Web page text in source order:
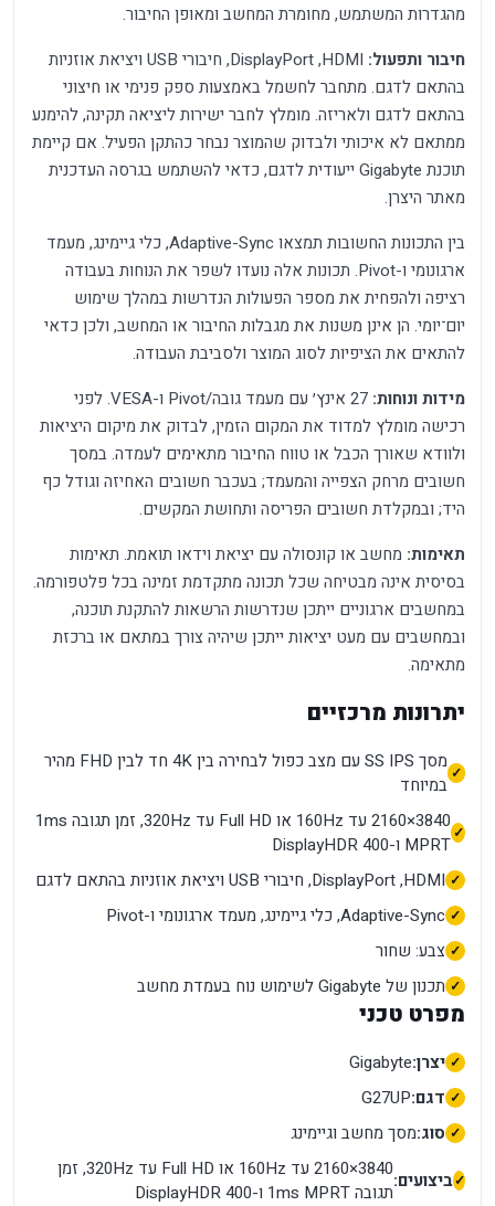
מהגדרות המשתמש, מחומרת המחשב ומאופן החיבור.
חיבור ותפעול:
HDMI, ‏DisplayPort, חיבורי USB ויציאת אוזניות
בהתאם לדגם. מתחבר לחשמל באמצעות ספק פנימי או חיצוני
בהתאם לדגם ולאריזה. מומלץ לחבר ישירות ליציאה תקינה, להימנע
ממתאם לא איכותי ולבדוק שהמוצר נבחר כהתקן הפעיל. אם קיימת
תוכנת Gigabyte ייעודית לדגם, כדאי להשתמש בגרסה העדכנית
מאתר היצרן.
בין התכונות החשובות תמצאו Adaptive-Sync, כלי גיימינג, מעמד
ארגונומי ו-Pivot. תכונות אלה נועדו לשפר את הנוחות בעבודה
רציפה ולהפחית את מספר הפעולות הנדרשות במהלך שימוש
יום־יומי. הן אינן משנות את מגבלות החיבור או המחשב, ולכן כדאי
להתאים את הציפיות לסוג המוצר ולסביבת העבודה.
מידות ונוחות:
27 אינץ׳ עם מעמד גובה/Pivot ו-VESA. לפני
רכישה מומלץ למדוד את המקום הזמין, לבדוק את מיקום היציאות
ולוודא שאורך הכבל או טווח החיבור מתאימים לעמדה. במסך
חשובים מרחק הצפייה והמעמד; בעכבר חשובים האחיזה וגודל כף
היד; ובמקלדת חשובים הפריסה ותחושת המקשים.
תאימות: מחשב או קונסולה עם יציאת וידאו תואמת. תאימות
בסיסית אינה מבטיחה שכל תכונה מתקדמת זמינה בכל פלטפורמה.
במחשבים ארגוניים ייתכן שנדרשות הרשאות להתקנת תוכנה,
ובמחשבים עם מעט יציאות ייתכן שיהיה צורך במתאם או ברכזת
מתאימה.
יתרונות מרכזיים
מסך SS IPS עם מצב כפול לבחירה בין 4K חד לבין FHD מהיר
במיוחד
3840×2160 עד 160Hz או Full HD עד 320Hz, זמן תגובה 1ms
MPRT ו-DisplayHDR 400
HDMI, ‏DisplayPort, חיבורי USB ויציאת אוזניות בהתאם לדגם
Adaptive-Sync, כלי גיימינג, מעמד ארגונומי ו-Pivot
צבע: שחור
תכנון של Gigabyte לשימוש נוח בעמדת מחשב
מפרט טכני
יצרן:Gigabyte
דגם:G27UP
סוג:מסך מחשב וגיימינג
ביצועים:
3840×2160 עד 160Hz או Full HD עד 320Hz, זמן
תגובה 1ms MPRT ו-DisplayHDR 400